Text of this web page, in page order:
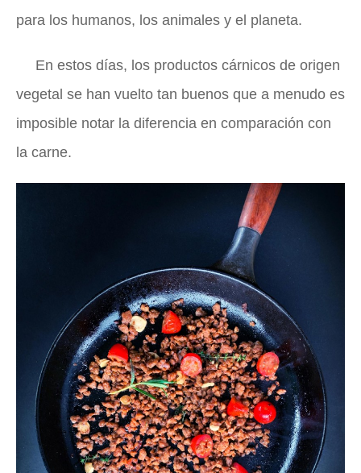
para los humanos, los animales y el planeta.
En estos días, los productos cárnicos de origen
vegetal se han vuelto tan buenos que a menudo es
imposible notar la diferencia en comparación con
la carne.